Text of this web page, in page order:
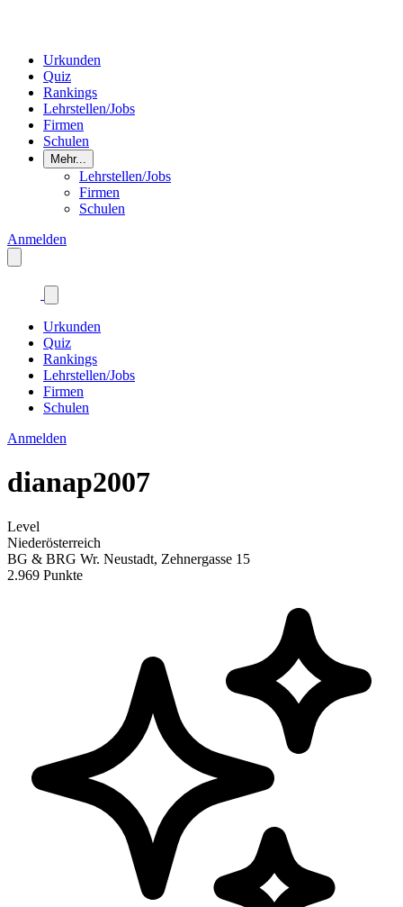
Urkunden
Quiz
Rankings
Lehrstellen/Jobs
Firmen
Schulen
Mehr...
Lehrstellen/Jobs
Firmen
Schulen
Anmelden
Urkunden
Quiz
Rankings
Lehrstellen/Jobs
Firmen
Schulen
Anmelden
dianap2007
Level
Niederösterreich
BG & BRG Wr. Neustadt, Zehnergasse 15
2.969 Punkte